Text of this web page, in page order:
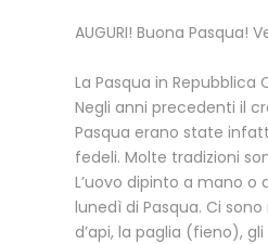
AUGURI! Buona
La Pasqua in
Negli anni precedenti il
Pasqua erano state
fedeli. Molte tradizioni
L’uovo dipinto a mano
lunedì di Pasqua. Ci
d’api, la paglia (fieno),